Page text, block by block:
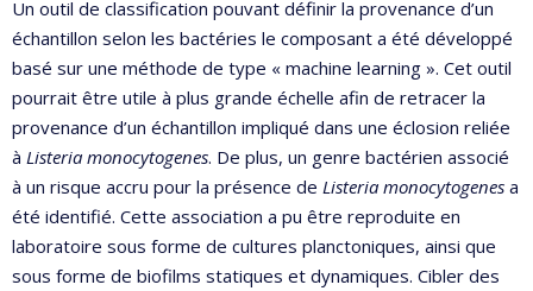
Un outil de classification pouvant définir la provenance d’un
échantillon selon les bactéries le composant a été développé
basé sur une méthode de type « machine learning ». Cet outil
pourrait être utile à plus grande échelle afin de retracer la
provenance d’un échantillon impliqué dans une éclosion reliée
à Listeria monocytogenes. De plus, un genre bactérien associé
à un risque accru pour la présence de Listeria monocytogenes a
été identifié. Cette association a pu être reproduite en
laboratoire sous forme de cultures planctoniques, ainsi que
sous forme de biofilms statiques et dynamiques. Cibler des